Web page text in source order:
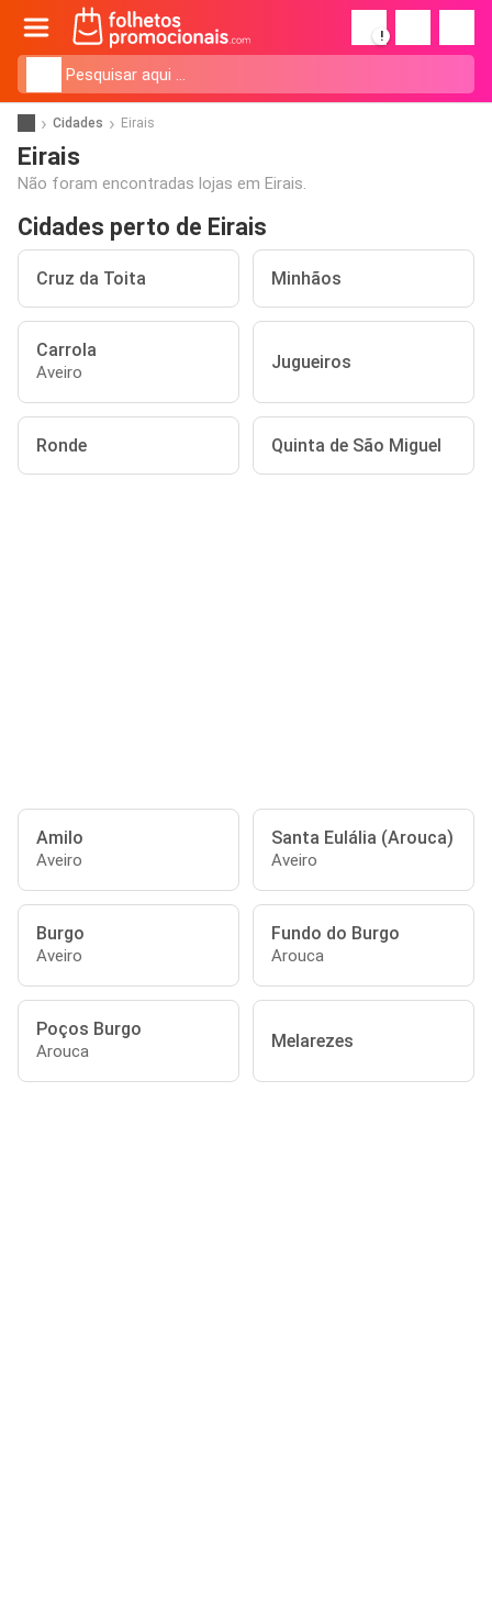
!
Cidades Eirais
Eirais
Não foram encontradas lojas em Eirais.
Cidades perto de Eirais
Cruz da Toita Minhãos
Carrola
Aveiro Jugueiros
Ronde Quinta de São Miguel
Amilo
Aveiro
Santa Eulália (Arouca)
Aveiro
Burgo
Aveiro
Fundo do Burgo
Arouca
Poços Burgo
Arouca Melarezes